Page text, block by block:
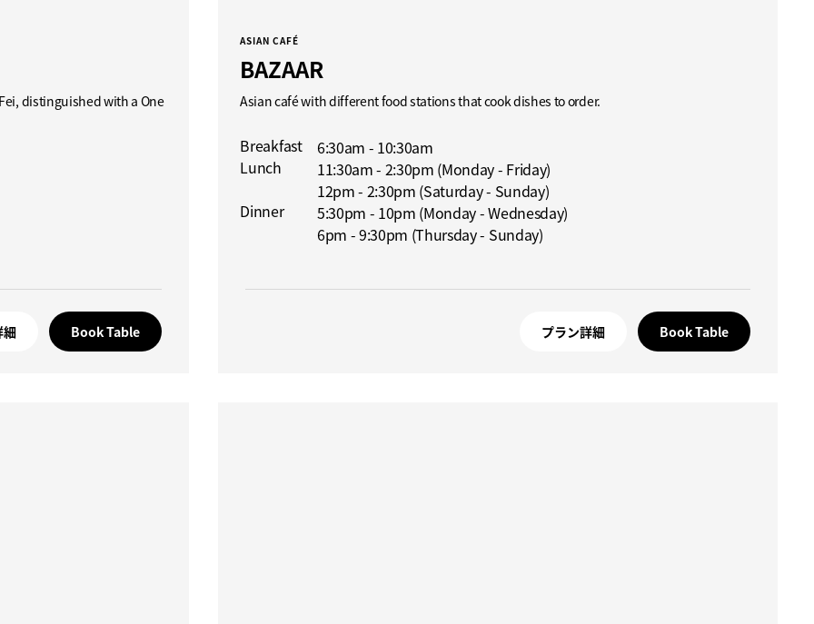
distinguished with a One
細 Book Table
ASIAN CAFÉ
BAZAAR
Asian café with different food stations that cook dishes to order.
Breakfast
6:30am - 10:30am
Lunch
11:30am - 2:30pm (Monday - Friday)
12pm - 2:30pm (Saturday - Sunday)
Dinner
5:30pm - 10pm (Monday - Wednesday)
6pm - 9:30pm (Thursday - Sunday)
プラン詳細 Book Table